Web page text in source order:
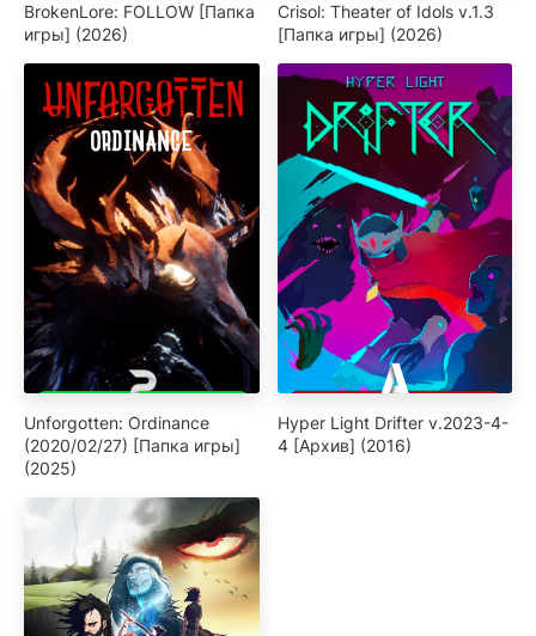
BrokenLore: FOLLOW [Папка
игры] (2026)
Crisol: Theater of Idols v.1.3
[Папка игры] (2026)
Unforgotten: Ordinance
(2020/02/27) [Папка игры]
(2025)
Hyper Light Drifter v.2023-4-
4 [Архив] (2016)